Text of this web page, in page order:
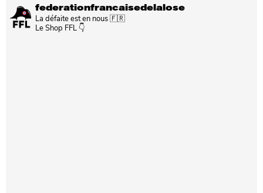
federationfrancaisedelalose
La défaite est en nous 🇫🇷
Le Shop FFL 👇